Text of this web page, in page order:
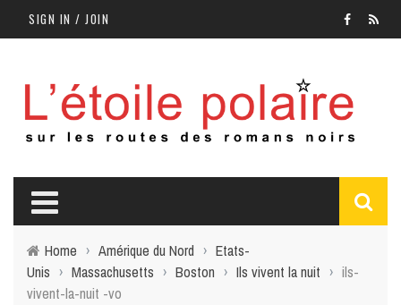
SIGN IN / JOIN
Home › Amérique du Nord › Etats-
Unis › Massachusetts › Boston › Ils vivent la nuit › ils-
vivent-la-nuit -vo